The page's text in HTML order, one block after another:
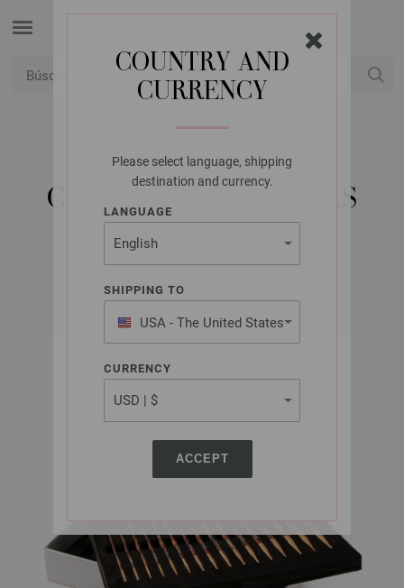
COUNTRY AND
CURRENCY
Please select language, shipping
destination and currency.
LANGUAGE
SHIPPING TO
USA - The United States
of America
CURRENCY
ACCEPT
LANA GROSSA
CONJUNTO DE AGUJAS
LANDLUST